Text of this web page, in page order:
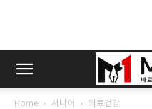
Home 시니어 의료건강